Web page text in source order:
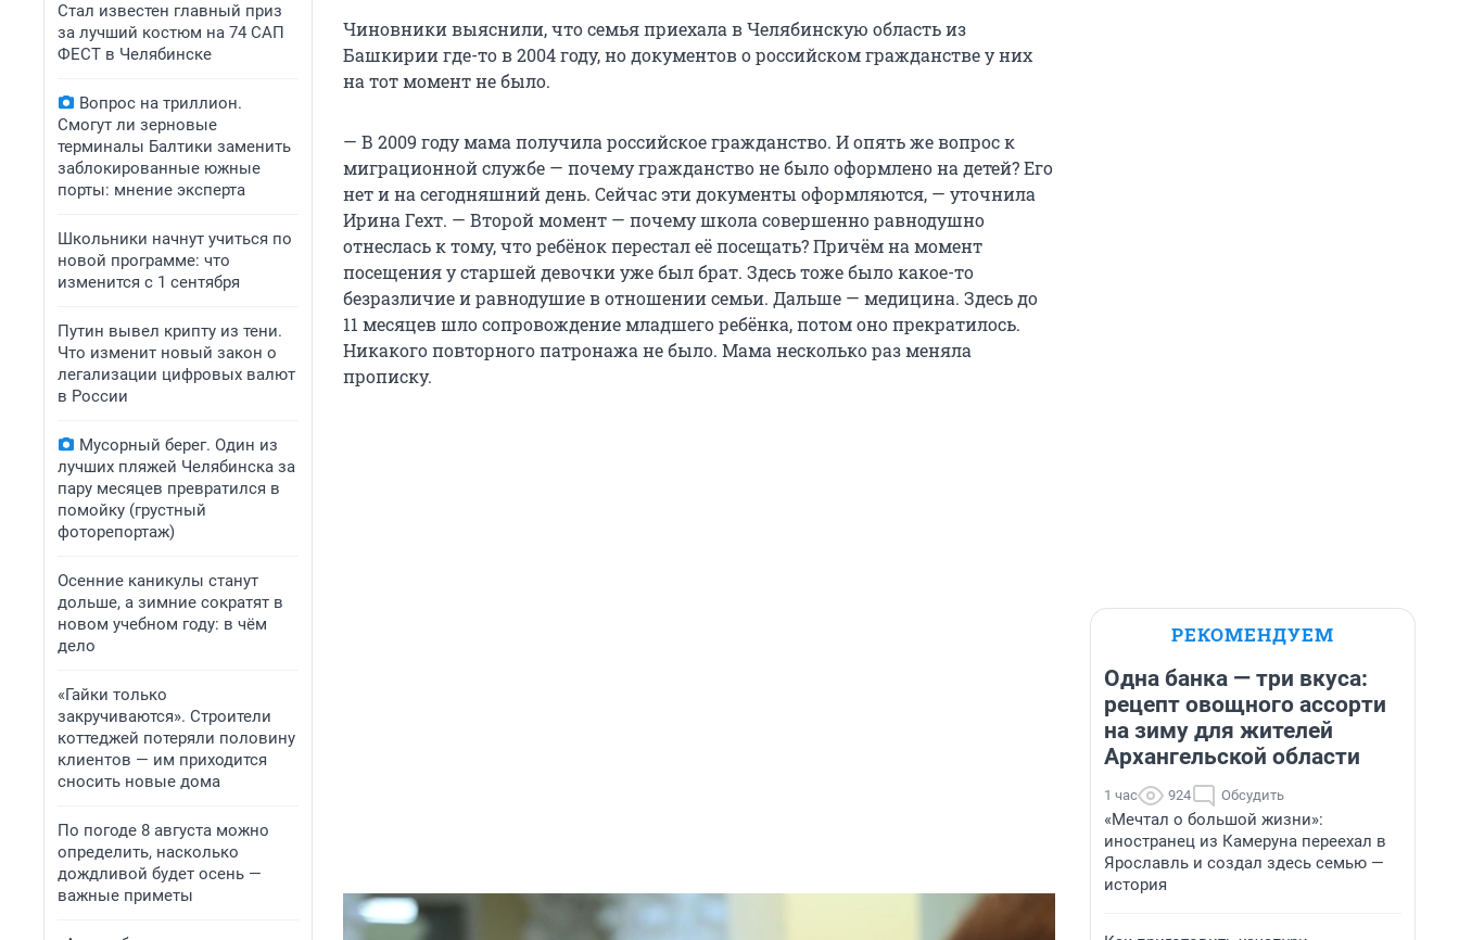
Стал известен главный приз
за лучший костюм на 74 САП
ФЕСТ в Челябинске
Вопрос на триллион.
Смогут ли зерновые
терминалы Балтики заменить
заблокированные южные
порты: мнение эксперта
Школьники начнут учиться по
новой программе: что
изменится с 1 сентября
Путин вывел крипту из тени.
Что изменит новый закон о
легализации цифровых валют
в России
Мусорный берег. Один из
лучших пляжей Челябинска за
пару месяцев превратился в
помойку (грустный
фоторепортаж)
Осенние каникулы станут
дольше, а зимние сократят в
новом учебном году: в чём
дело
«Гайки только
закручиваются». Строители
коттеджей потеряли половину
клиентов — им приходится
сносить новые дома
По погоде 8 августа можно
определить, насколько
дождливой будет осень —
важные приметы
Чиновники выяснили, что семья приехала в Челябинскую область из
Башкирии где-то в 2004 году, но документов о российском гражданстве у них
на тот момент не было.
— В 2009 году мама получила российское гражданство. И опять же вопрос к
миграционной службе — почему гражданство не было оформлено на детей? Его
нет и на сегодняшний день. Сейчас эти документы оформляются, — уточнила
Ирина Гехт. — Второй момент — почему школа совершенно равнодушно
отнеслась к тому, что ребёнок перестал её посещать? Причём на момент
посещения у старшей девочки уже был брат. Здесь тоже было какое-то
безразличие и равнодушие в отношении семьи. Дальше — медицина. Здесь до
11 месяцев шло сопровождение младшего ребёнка, потом оно прекратилось.
Никакого повторного патронажа не было. Мама несколько раз меняла
прописку.
РЕКОМЕНДУЕМ
Одна банка — три вкуса:
рецепт овощного ассорти
на зиму для жителей
Архангельской области
1 час 924 Обсудить
«Мечтал о большой жизни»:
иностранец из Камеруна переехал в
Ярославль и создал здесь семью —
история